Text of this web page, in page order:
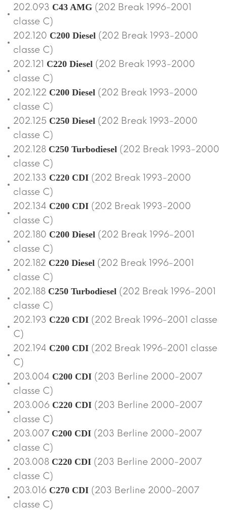
202.093 C43 AMG (202 Break 1996-2001
classe C)
202.120 C200 Diesel (202 Break 1993-2000
classe C)
202.121 C220 Diesel (202 Break 1993-2000
classe C)
202.122 C200 Diesel (202 Break 1993-2000
classe C)
202.125 C250 Diesel (202 Break 1993-2000
classe C)
202.128 C250 Turbodiesel (202 Break 1993-2000
classe C)
202.133 C220 CDI (202 Break 1993-2000
classe C)
202.134 C200 CDI (202 Break 1993-2000
classe C)
202.180 C200 Diesel (202 Break 1996-2001
classe C)
202.182 C220 Diesel (202 Break 1996-2001
classe C)
202.188 C250 Turbodiesel (202 Break 1996-2001
classe C)
202.193 C220 CDI (202 Break 1996-2001 classe
C)
202.194 C200 CDI (202 Break 1996-2001 classe
C)
203.004 C200 CDI (203 Berline 2000-2007
classe C)
203.006 C220 CDI (203 Berline 2000-2007
classe C)
203.007 C200 CDI (203 Berline 2000-2007
classe C)
203.008 C220 CDI (203 Berline 2000-2007
classe C)
203.016 C270 CDI (203 Berline 2000-2007
classe C)